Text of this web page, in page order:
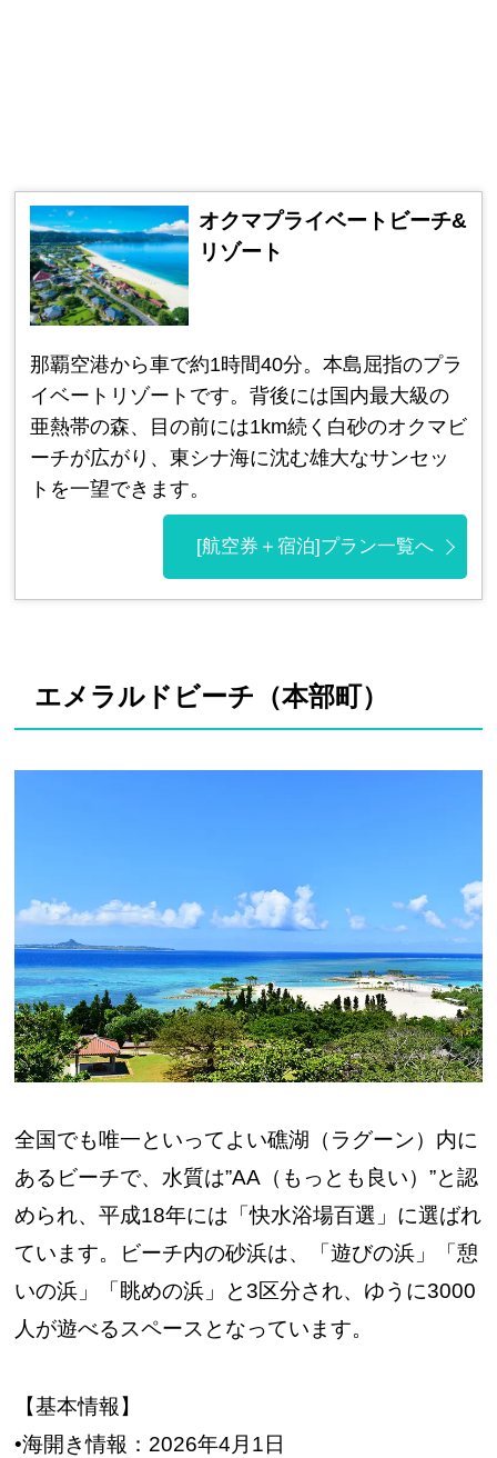
オクマプライベートビーチ&
リゾート
那覇空港から車で約1時間40分。本島屈指のプラ
イベートリゾートです。背後には国内最大級の
亜熱帯の森、目の前には1km続く白砂のオクマビ
ーチが広がり、東シナ海に沈む雄大なサンセッ
トを一望できます。
[航空券＋宿泊]プラン一覧へ
エメラルドビーチ（本部町）
全国でも唯一といってよい礁湖（ラグーン）内に
あるビーチで、水質は”AA（もっとも良い）”と認
められ、平成18年には「快水浴場百選」に選ばれ
ています。ビーチ内の砂浜は、「遊びの浜」「憩
いの浜」「眺めの浜」と3区分され、ゆうに3000
人が遊べるスペースとなっています。
【基本情報】
•海開き情報：2026年4月1日